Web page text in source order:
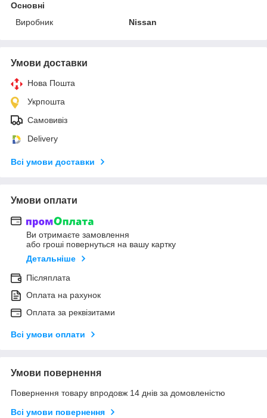
Основні
Виробник
Nissan
Умови доставки
Нова Пошта
Укрпошта
Самовивіз
Delivery
Всі умови доставки
Умови оплати
Ви отримаєте замовлення
або гроші повернуться на вашу картку
Детальніше
Післяплата
Оплата на рахунок
Оплата за реквізитами
Всі умови оплати
Умови повернення
Повернення товару впродовж 14 днів за домовленістю
Всі умови повернення